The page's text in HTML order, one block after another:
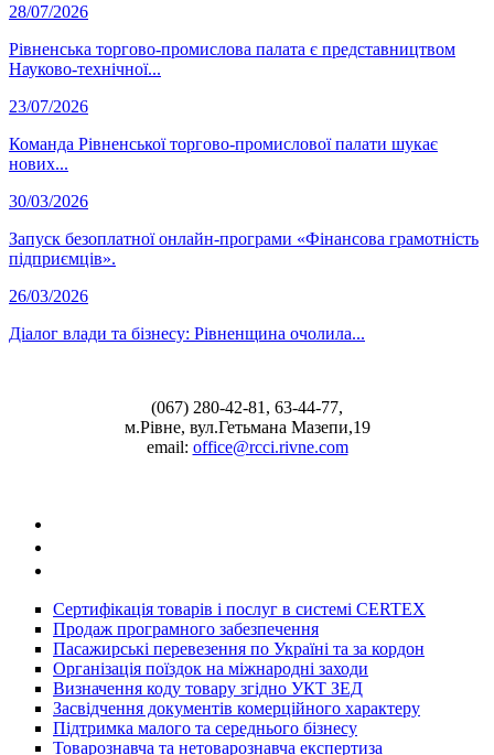
28/07/2026
Рівненська торгово-промислова палата є представництвом
Науково-технічної...
23/07/2026
Команда Рівненської торгово-промислової палати шукає
нових...
30/03/2026
Запуск безоплатної онлайн-програми «Фінансова грамотність
підприємців».
26/03/2026
Діалог влади та бізнесу: Рівненщина очолила...
(067) 280-42-81, 63-44-77,
м.Рівне, вул.Гетьмана Мазепи,19
email: office@rcci.rivne.com
Cертифікація товарів і послуг в системі CERTEX
Продаж програмного забезпечення
Пасажирські перевезення по Україні та за кордон
Організація поїздок на міжнародні заходи
Визначення коду товару згідно УКТ ЗЕД
Засвідчення документів комерційного характеру
Підтримка малого та середнього бізнесу
Товарознавча та нетоварознавча експертиза